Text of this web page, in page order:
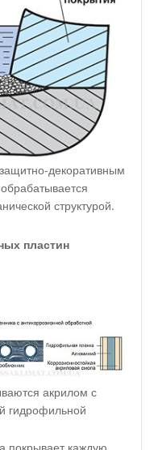
декоративным
структурой.
пластин
акрилом с
гидрофильной